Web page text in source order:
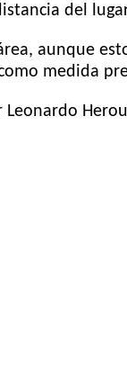
del
aunque
medida
Leonardo